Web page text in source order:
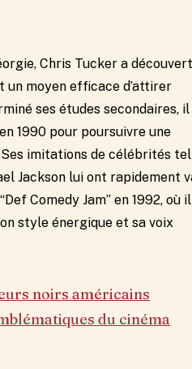
Chris Tucker a découvert
un moyen efficace d’attirer
ses études secondaires, il
1990 pour poursuivre une
imitations de célébrités
Jackson lui ont rapidement
Comedy Jam” en 1992, où il
style énergique et sa voix
noirs américains
du cinéma